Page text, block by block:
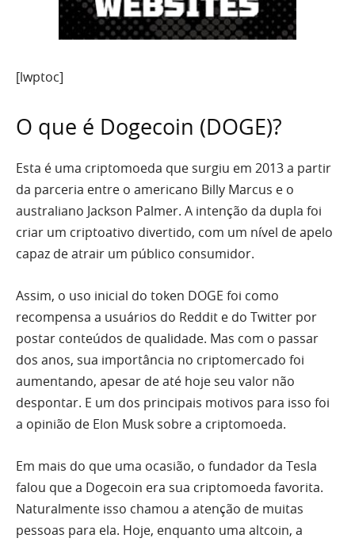
[lwptoc]
O que é Dogecoin (DOGE)?
Esta é uma criptomoeda que surgiu em 2013 a partir
da parceria entre o americano Billy Marcus e o
australiano Jackson Palmer. A intenção da dupla foi
criar um criptoativo divertido, com um nível de apelo
capaz de atrair um público consumidor.
Assim, o uso inicial do token DOGE foi como
recompensa a usuários do Reddit e do Twitter por
postar conteúdos de qualidade. Mas com o passar
dos anos, sua importância no criptomercado foi
aumentando, apesar de até hoje seu valor não
despontar. E um dos principais motivos para isso foi
a opinião de Elon Musk sobre a criptomoeda.
Em mais do que uma ocasião, o fundador da Tesla
falou que a Dogecoin era sua criptomoeda favorita.
Naturalmente isso chamou a atenção de muitas
pessoas para ela. Hoje, enquanto uma altcoin, a